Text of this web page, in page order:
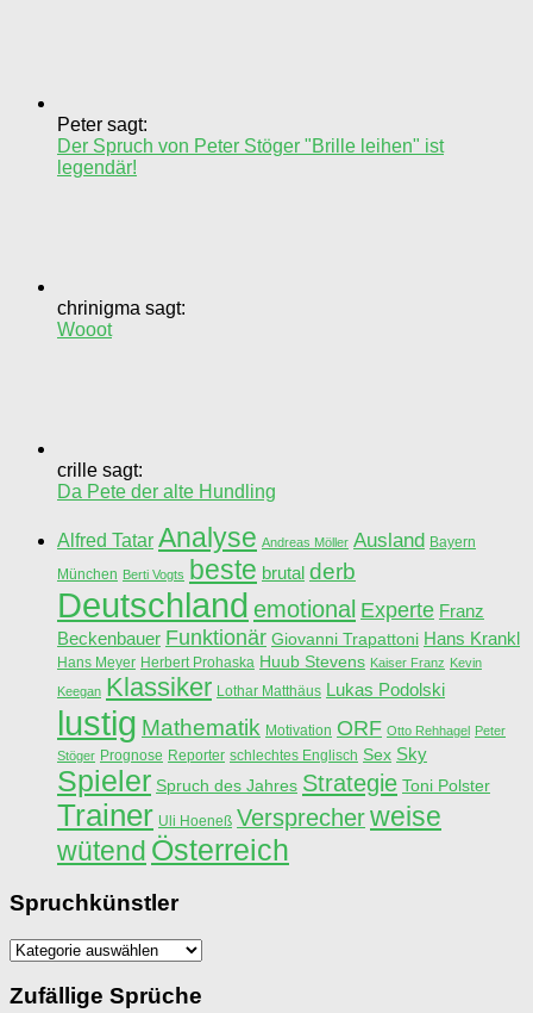
Peter sagt:
Der Spruch von Peter Stöger "Brille leihen" ist
legendär!
chrinigma sagt:
Wooot
crille sagt:
Da Pete der alte Hundling
Alfred Tatar Analyse Andreas Möller Ausland Bayern
München Berti Vogts beste brutal derb
Deutschland emotional Experte Franz
Beckenbauer Funktionär Giovanni Trapattoni Hans Krankl
Hans Meyer Herbert Prohaska Huub Stevens Kaiser Franz Kevin
Keegan Klassiker Lothar Matthäus Lukas Podolski
lustig Mathematik Motivation ORF Otto Rehhagel Peter
Stöger Prognose Reporter schlechtes Englisch Sex Sky
Spieler Spruch des Jahres Strategie Toni Polster
Trainer Uli Hoeneß Versprecherweise
wütend Österreich
Spruchkünstler
Spruchkünstler
Zufällige Sprüche